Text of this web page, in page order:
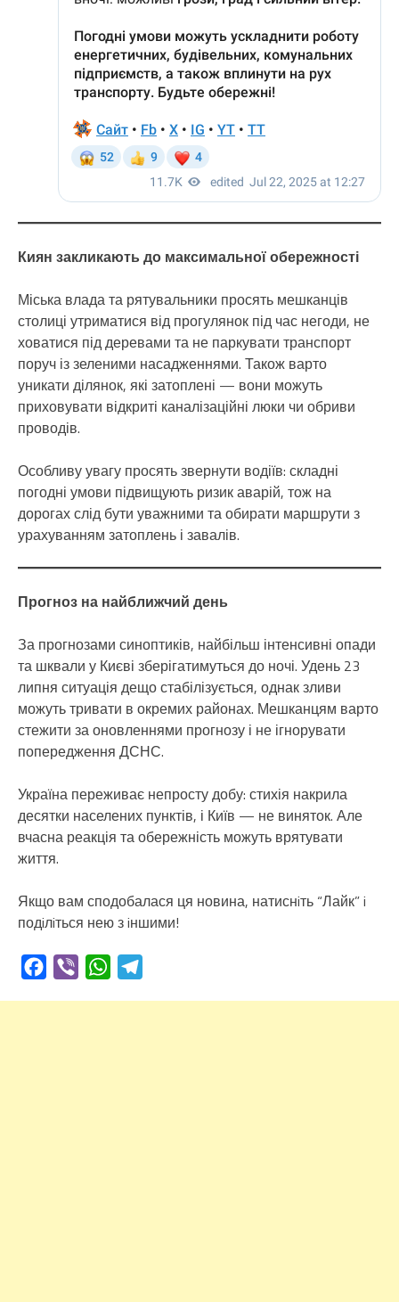
Киян закликають до максимальної обережності
Міська влада та рятувальники просять мешканців
столиці утриматися від прогулянок під час негоди, не
ховатися під деревами та не паркувати транспорт
поруч із зеленими насадженнями. Також варто
уникати ділянок, які затоплені — вони можуть
приховувати відкриті каналізаційні люки чи обриви
проводів.
Особливу увагу просять звернути водіїв: складні
погодні умови підвищують ризик аварій, тож на
дорогах слід бути уважними та обирати маршрути з
урахуванням затоплень і завалів.
Прогноз на найближчий день
За прогнозами синоптиків, найбільш інтенсивні опади
та шквали у Києві зберігатимуться до ночі. Удень 23
липня ситуація дещо стабілізується, однак зливи
можуть тривати в окремих районах. Мешканцям варто
стежити за оновленнями прогнозу і не ігнорувати
попередження ДСНС.
Україна переживає непросту добу: стихія накрила
десятки населених пунктів, і Київ — не виняток. Але
вчасна реакція та обережність можуть врятувати
життя.
Якщо вам сподобалася ця новина, натиснiть “Лайк” i
подiлiться нею з iншими!
Facebook
Viber WhatsApp